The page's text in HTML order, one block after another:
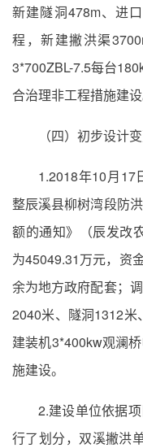
新建隧洞478m、进
程，新建撇洪渠
3*700ZBL-7.5每台
合治理非工程措施建设
（四）初步设计
1.2018年10月17
整辰溪县柳树湾段防
额的通知》（辰发改
为45049.31万元，资
余为地方政府配套；
2040米、隧洞1312
建装机3*400kw观澜
施建设。
2.建设单位依据
行了划分，双溪撇洪